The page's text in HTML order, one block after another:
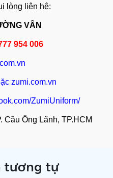
lòng liên hệ:
VÂN
954 006
zumi.com.vn
ZumiUniform/
Ông Lãnh, TP.HCM
tương tự